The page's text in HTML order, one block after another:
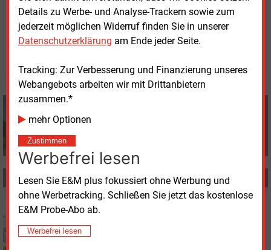
Details zu Werbe- und Analyse-Trackern sowie zum
jederzeit möglichen Widerruf finden Sie in unserer
Datenschutzerklärung am Ende jeder Seite.
Tracking: Zur Verbesserung und Finanzierung unseres
Webangebots arbeiten wir mit Drittanbietern
zusammen.*
mehr Optionen
Zustimmen
Werbefrei lesen
Lesen Sie E&M plus fokussiert ohne Werbung und
ohne Werbetracking. Schließen Sie jetzt das kostenlose
E&M Probe-Abo ab.
Werbefrei lesen
Freitag, 8.05.2026, 16:49 Uhr
Manfred Fischer
MEHR ZUM THEMA
Dienstag, 9.06.2026, 11:05
REGENERATIVE
Erneutes Plus bei der Direktvermarktung